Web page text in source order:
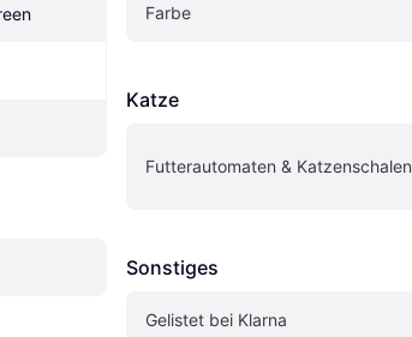
Farbe
Katze
Futterautomaten & Katzenschalen
Sonstiges
Gelistet bei Klarna